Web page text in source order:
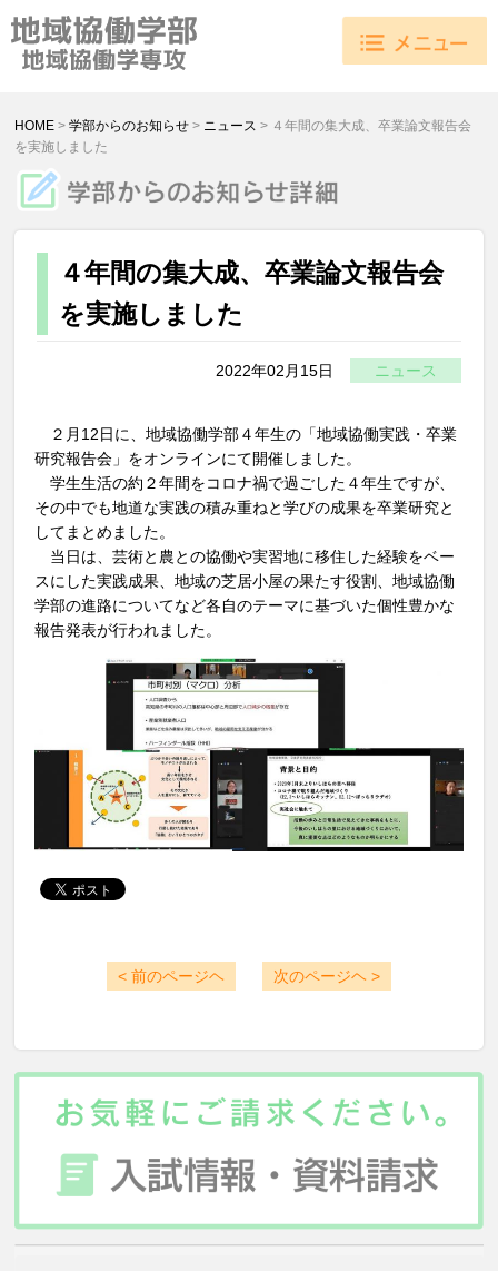
HOME >学部からのお知らせ > ニュース > ４年間の集大成、卒業論文報告会
を実施しました
４年間の集大成、卒業論文報告会
を実施しました
ニュース
2022年02月15日
２月12日に、地域協働学部４年生の「地域協働実践・卒業
研究報告会」をオンラインにて開催しました。
学生生活の約２年間をコロナ禍で過ごした４年生ですが、
その中でも地道な実践の積み重ねと学びの成果を卒業研究と
してまとめました。
当日は、芸術と農との協働や実習地に移住した経験をベー
スにした実践成果、地域の芝居小屋の果たす役割、地域協働
学部の進路についてなど各自のテーマに基づいた個性豊かな
報告発表が行われました。
< 前のページヘ 次のページヘ >